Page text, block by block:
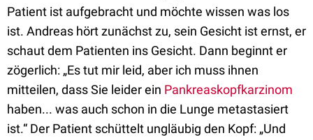
Patient ist aufgebracht und möchte wissen was los
ist. Andreas hört zunächst zu, sein Gesicht ist ernst, er
schaut dem Patienten ins Gesicht. Dann beginnt er
zögerlich: „Es tut mir leid, aber ich muss ihnen
mitteilen, dass Sie leider ein Pankreaskopfkarzinom
haben... was auch schon in die Lunge metastasiert
ist.“ Der Patient schüttelt ungläubig den Kopf: „Und